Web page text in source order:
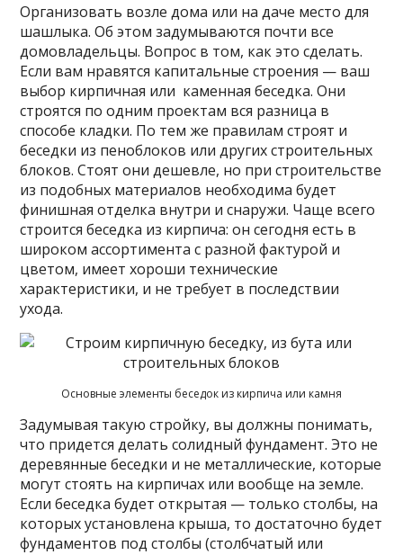
Организовать возле дома или на даче место для
шашлыка. Об этом задумываются почти все
домовладельцы. Вопрос в том, как это сделать.
Если вам нравятся капитальные строения — ваш
выбор кирпичная или каменная беседка. Они
строятся по одним проектам вся разница в
способе кладки. По тем же правилам строят и
беседки из пеноблоков или других строительных
блоков. Стоят они дешевле, но при строительстве
из подобных материалов необходима будет
финишная отделка внутри и снаружи. Чаще всего
строится беседка из кирпича: он сегодня есть в
широком ассортимента с разной фактурой и
цветом, имеет хороши технические
характеристики, и не требует в последствии
ухода.
Основные элементы беседок из кирпича или камня
Задумывая такую стройку, вы должны понимать,
что придется делать солидный фундамент. Это не
деревянные беседки и не металлические, которые
могут стоять на кирпичах или вообще на земле.
Если беседка будет открытая — только столбы, на
которых установлена крыша, то достаточно будет
фундаментов под столбы (столбчатый или